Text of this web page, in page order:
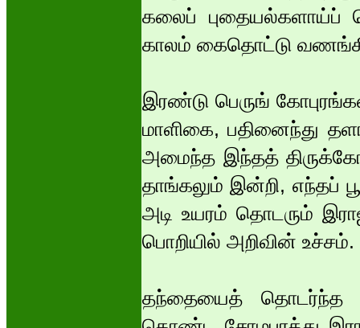
கலைப் புதையல்களாய்ப்
காலம் கைதொட்டு
இரண்டு பெருங்
மாளிகை, பதினைந்து
அமைந்த இந்தத்
தாங்கலும் இன்றி, எந்தப்
அடி உயரம் தொடரும்
பொறியில் அறிவின் உச்சம்.
தந்தையைத் தொடர்ந்த